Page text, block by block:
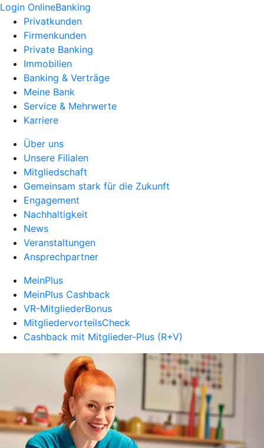
Login OnlineBanking
Privatkunden
Firmenkunden
Private Banking
Immobilien
Banking & Verträge
Meine Bank
Service & Mehrwerte
Karriere
Über uns
Unsere Filialen
Mitgliedschaft
Gemeinsam stark für die Zukunft
Engagement
Nachhaltigkeit
News
Veranstaltungen
Ansprechpartner
MeinPlus
MeinPlus Cashback
VR-MitgliederBonus
MitgliedervorteilsCheck
Cashback mit Mitglieder-Plus (R+V)